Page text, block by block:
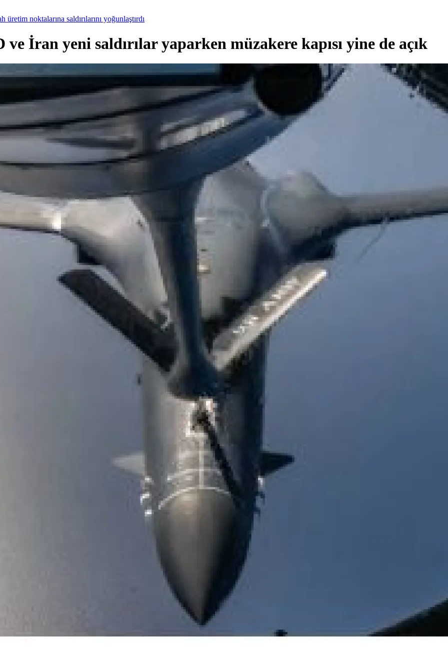
İran yeni saldırılar yaparken müzakere kapısı yine de açık